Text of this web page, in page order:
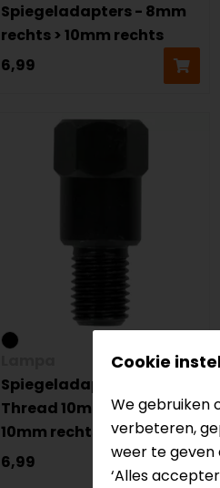
Spiegeladapters - 8mm
rechts > 10mm rechts
6,99
Spiegeladapters -
Thread 10mm rechts >
10mm rechts
6,99
Cookie
We gebruiken
verbeteren,
weer te geven
‘Alles